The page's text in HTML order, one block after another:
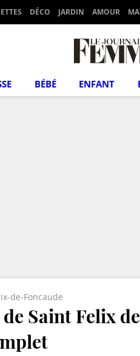
DÉCO JARDIN AMOUR
BÉBÉ ENFANT
de-Foncaude
Saint Felix